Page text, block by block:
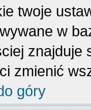
twoje
w
znajduje
zmienić
góry